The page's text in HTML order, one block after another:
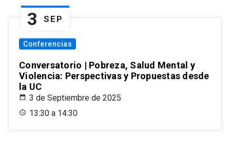
3 SEP
Conferencias
Conversatorio | Pobreza, Salud Mental y
Violencia: Perspectivas y Propuestas desde
la UC
3 de Septiembre de 2025
13:30 a 14:30